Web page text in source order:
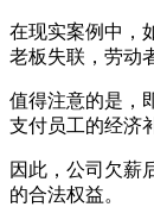
在现实案例中，
老板失联，劳动
值得注意的是，
支付员工的经济
因此，公司欠薪
的合法权益。